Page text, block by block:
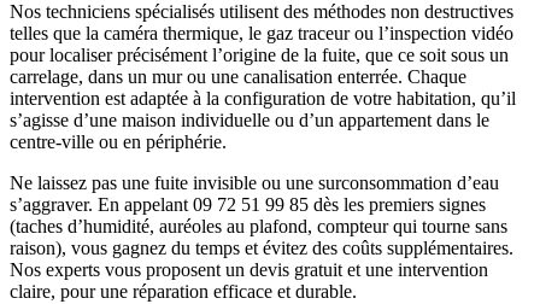
Nos techniciens spécialisés utilisent des méthodes non destructives
telles que la caméra thermique, le gaz traceur ou l’inspection vidéo
pour localiser précisément l’origine de la fuite, que ce soit sous un
carrelage, dans un mur ou une canalisation enterrée. Chaque
intervention est adaptée à la configuration de votre habitation, qu’il
s’agisse d’une maison individuelle ou d’un appartement dans le
centre-ville ou en périphérie.
Ne laissez pas une fuite invisible ou une surconsommation d’eau
s’aggraver. En appelant 09 72 51 99 85 dès les premiers signes
(taches d’humidité, auréoles au plafond, compteur qui tourne sans
raison), vous gagnez du temps et évitez des coûts supplémentaires.
Nos experts vous proposent un devis gratuit et une intervention
claire, pour une réparation efficace et durable.